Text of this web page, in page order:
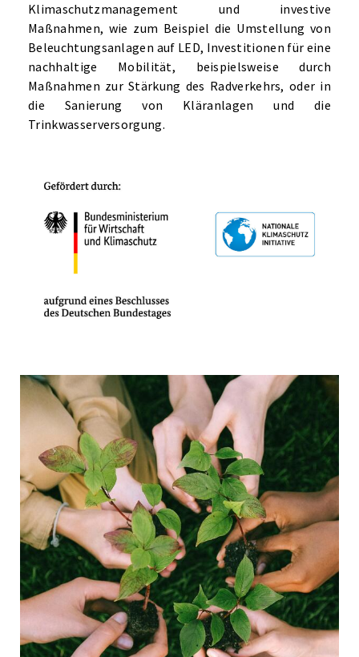
Klimaschutzmanagement und investive
Maßnahmen, wie zum Beispiel die Umstellung von
Beleuchtungsanlagen auf LED, Investitionen für eine
nachhaltige Mobilität, beispielsweise durch
Maßnahmen zur Stärkung des Radverkehrs, oder in
die Sanierung von Kläranlagen und die
Trinkwasserversorgung.